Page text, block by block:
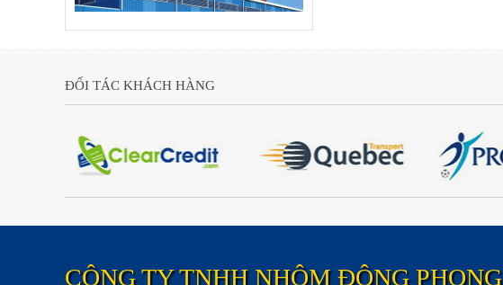
DỰ ÁN CÔNG TY IN ẤN BAO BÌ
ĐỐI TÁC KHÁCH HÀNG
CÔNG TY TNHH NHÔM ĐÔNG PHONG